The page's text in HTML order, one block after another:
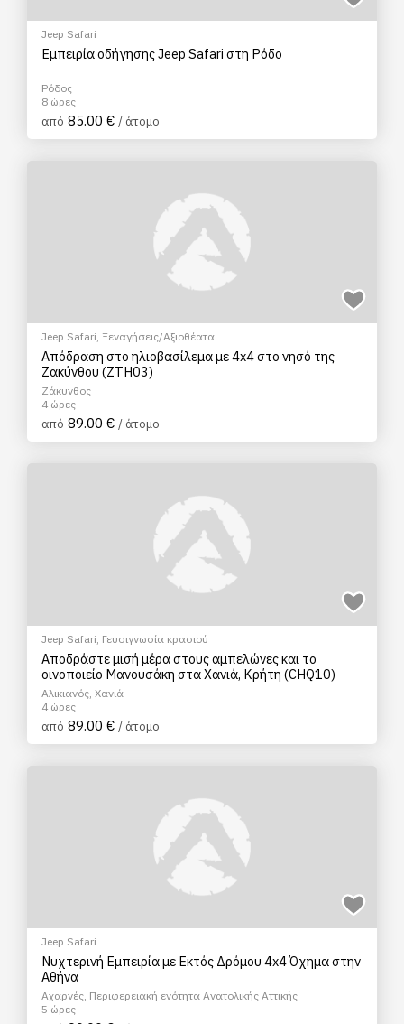
Jeep Safari
Εμπειρία οδήγησης Jeep Safari στη Ρόδο
Ρόδος
8 ώρες
από 85.00 € / άτομο
Jeep Safari, Ξεναγήσεις/Αξιοθέατα
Απόδραση στο ηλιοβασίλεμα με 4x4 στο νησό της
Ζακύνθου (ZTH03)
Ζάκυνθος
4 ώρες
από 89.00 € / άτομο
Jeep Safari, Γευσιγνωσία κρασιού
Αποδράστε μισή μέρα στους αμπελώνες και το
οινοποιείο Μανουσάκη στα Χανιά, Κρήτη (CHQ10)
Αλικιανός, Χανιά
4 ώρες
από 89.00 € / άτομο
Jeep Safari
Νυχτερινή Εμπειρία με Εκτός Δρόμου 4x4 Όχημα στην
Αθήνα
Αχαρνές, Περιφερειακή ενότητα Ανατολικής Αττικής
5 ώρες